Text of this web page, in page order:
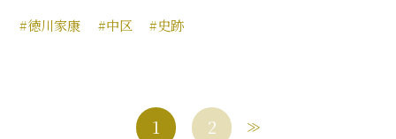
#徳川家康 #中区 #史跡
1 2